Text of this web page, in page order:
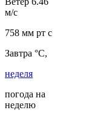
м/с
758 мм рт с
Завтра °C,
неделя
погода на
неделю